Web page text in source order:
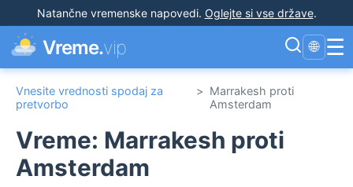
Natančne vremenske napovedi. Oglejte si vse države.
Vreme.vip 🌐 ☰
Vnesite vrednosti spodaj za
pretvorbo
> Marrakesh proti
Amsterdam
Vreme: Marrakesh proti
Amsterdam